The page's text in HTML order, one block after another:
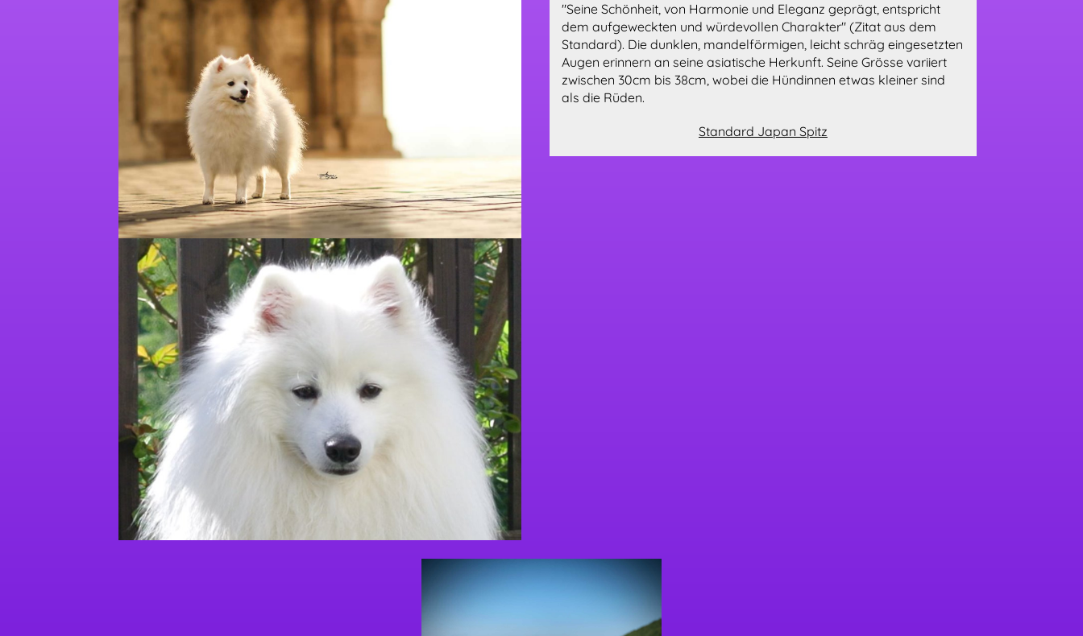
"Seine Schönheit, von Harmonie und Eleganz geprägt, entspricht
dem aufgeweckten und würdevollen Charakter" (Zitat aus dem
Standard). Die dunklen, mandelförmigen, leicht schräg eingesetzten
Augen erinnern an seine asiatische Herkunft. Seine Grösse variiert
zwischen 30cm bis 38cm, wobei die Hündinnen etwas kleiner sind
als die Rüden.
Standard Japan Spitz